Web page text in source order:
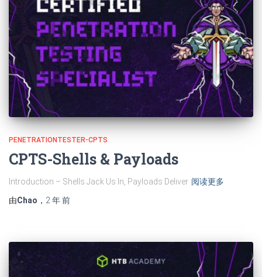
PENETRATIONTESTER-CPTS
CPTS-Shells & Payloads
Introduction – Shells Jack Us In, Payloads Deliver 阅读更多
由Chao ， 2 年前